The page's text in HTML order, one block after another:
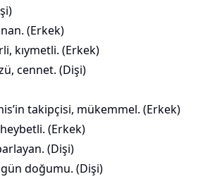
(Erkek)
kıymetli. (Erkek)
cennet. (Dişi)
takipçisi, mükemmel. (Erkek)
(Erkek)
(Dişi)
doğumu. (Dişi)